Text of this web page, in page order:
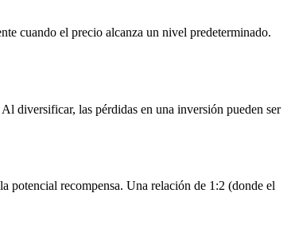
cuando el precio alcanza un nivel predeterminado.
diversificar, las pérdidas en una inversión pueden ser
potencial recompensa. Una relación de 1:2 (donde el